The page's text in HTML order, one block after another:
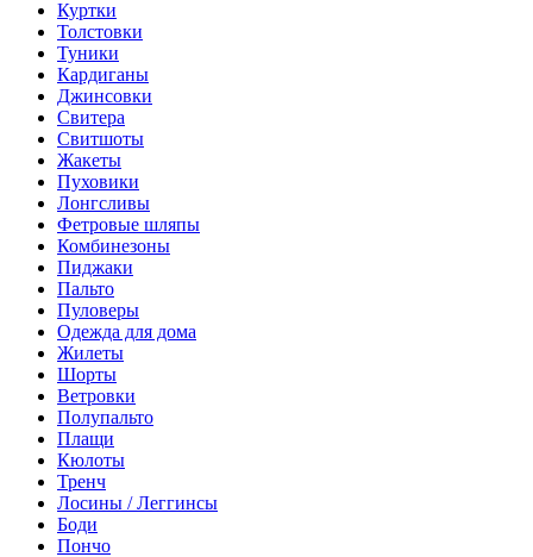
Куртки
Толстовки
Туники
Кардиганы
Джинсовки
Свитера
Свитшоты
Жакеты
Пуховики
Лонгсливы
Фетровые шляпы
Комбинезоны
Пиджаки
Пальто
Пуловеры
Одежда для дома
Жилеты
Шорты
Ветровки
Полупальто
Плащи
Кюлоты
Тренч
Лосины / Леггинсы
Боди
Пончо